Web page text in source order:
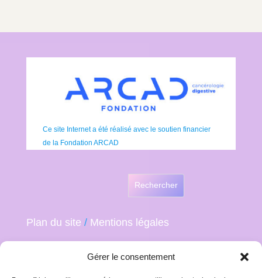
Gérer le consentement
Ce site Internet a été réalisé avec le soutien financier
de la Fondation ARCAD
Rechercher
Plan du site / Mentions légales